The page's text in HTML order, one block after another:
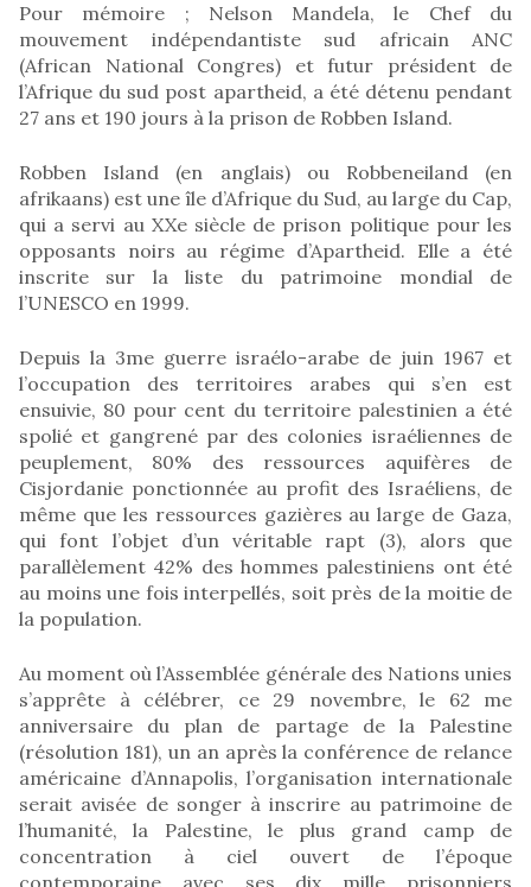
Pour mémoire ; Nelson Mandela, le Chef du
mouvement indépendantiste sud africain ANC
(African National Congres) et futur président de
l’Afrique du sud post apartheid, a été détenu pendant
27 ans et 190 jours à la prison de Robben Island.
Robben Island (en anglais) ou Robbeneiland (en
afrikaans) est une île d’Afrique du Sud, au large du Cap,
qui a servi au XXe siècle de prison politique pour les
opposants noirs au régime d’Apartheid. Elle a été
inscrite sur la liste du patrimoine mondial de
l’UNESCO en 1999.
Depuis la 3me guerre israélo-arabe de juin 1967 et
l’occupation des territoires arabes qui s’en est
ensuivie, 80 pour cent du territoire palestinien a été
spolié et gangrené par des colonies israéliennes de
peuplement, 80% des ressources aquifères de
Cisjordanie ponctionnée au profit des Israéliens, de
même que les ressources gazières au large de Gaza,
qui font l’objet d’un véritable rapt (3), alors que
parallèlement 42% des hommes palestiniens ont été
au moins une fois interpellés, soit près de la moitie de
la population.
Au moment où l’Assemblée générale des Nations unies
s’apprête à célébrer, ce 29 novembre, le 62 me
anniversaire du plan de partage de la Palestine
(résolution 181), un an après la conférence de relance
américaine d’Annapolis, l’organisation internationale
serait avisée de songer à inscrire au patrimoine de
l’humanité, la Palestine, le plus grand camp de
concentration à ciel ouvert de l’époque
contemporaine avec ses dix mille prisonniers